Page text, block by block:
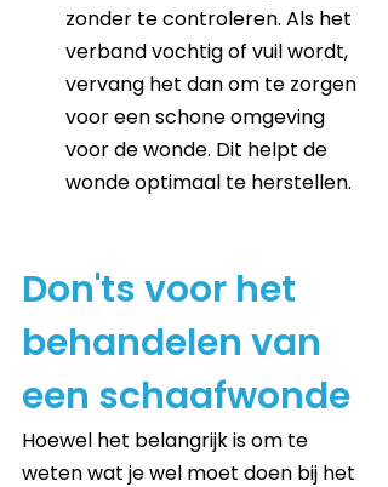
zonder te controleren. Als het
verband vochtig of vuil wordt,
vervang het dan om te zorgen
voor een schone omgeving
voor de wonde. Dit helpt de
wonde optimaal te herstellen.
Don'ts voor het
behandelen van
een schaafwonde
Hoewel het belangrijk is om te
weten wat je wel moet doen bij het